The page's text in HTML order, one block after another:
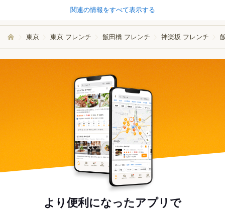
関連の情報をすべて表示する
東京 東京 フレンチ 飯田橋 フレンチ 神楽坂 フレンチ
より便利になったアプリで